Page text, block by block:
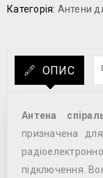
Категорія: Антени
ОПИС
Антена
призначена
підключення.